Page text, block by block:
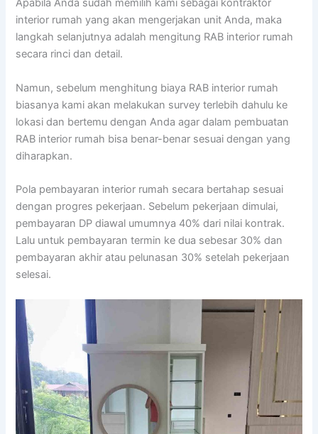
Apabila Anda sudah memilih kami sebagai kontraktor
interior rumah yang akan mengerjakan unit Anda, maka
langkah selanjutnya adalah mengitung RAB interior rumah
secara rinci dan detail.
Namun, sebelum menghitung biaya RAB interior rumah
biasanya kami akan melakukan survey terlebih dahulu ke
lokasi dan bertemu dengan Anda agar dalam pembuatan
RAB interior rumah bisa benar-benar sesuai dengan yang
diharapkan.
Pola pembayaran interior rumah secara bertahap sesuai
dengan progres pekerjaan. Sebelum pekerjaan dimulai,
pembayaran DP diawal umumnya 40% dari nilai kontrak.
Lalu untuk pembayaran termin ke dua sebesar 30% dan
pembayaran akhir atau pelunasan 30% setelah pekerjaan
selesai.